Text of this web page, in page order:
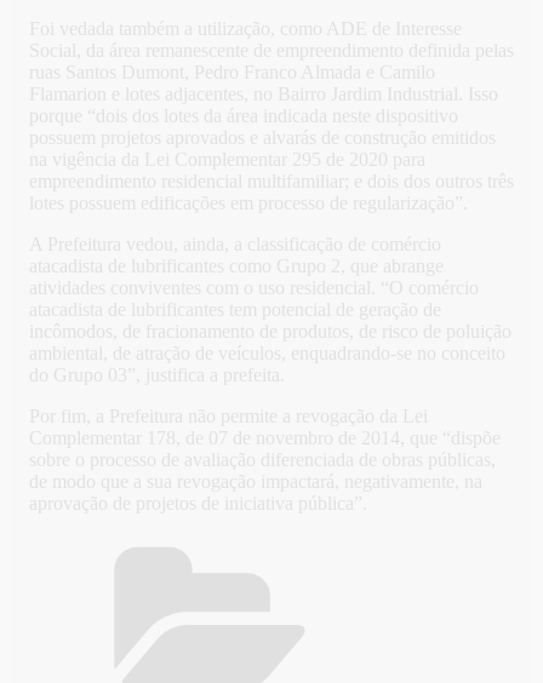
Foi vedada também a utilização, como ADE de Interesse
Social, da área remanescente de empreendimento definida pelas
ruas Santos Dumont, Pedro Franco Almada e Camilo
Flamarion e lotes adjacentes, no Bairro Jardim Industrial. Isso
porque “dois dos lotes da área indicada neste dispositivo
possuem projetos aprovados e alvarás de construção emitidos
na vigência da Lei Complementar 295 de 2020 para
empreendimento residencial multifamiliar; e dois dos outros três
lotes possuem edificações em processo de regularização”.
A Prefeitura vedou, ainda, a classificação de comércio
atacadista de lubrificantes como Grupo 2, que abrange
atividades conviventes com o uso residencial. “O comércio
atacadista de lubrificantes tem potencial de geração de
incômodos, de fracionamento de produtos, de risco de poluição
ambiental, de atração de veículos, enquadrando-se no conceito
do Grupo 03”, justifica a prefeita.
Por fim, a Prefeitura não permite a revogação da Lei
Complementar 178, de 07 de novembro de 2014, que “dispõe
sobre o processo de avaliação diferenciada de obras públicas,
de modo que a sua revogação impactará, negativamente, na
aprovação de projetos de iniciativa pública”.